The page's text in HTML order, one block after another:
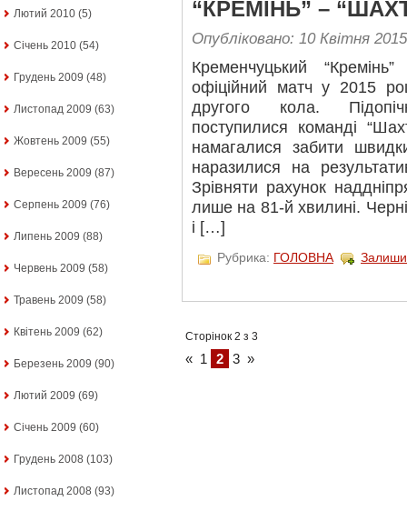
Лютий 2010 (5)
Січень 2010 (54)
Грудень 2009 (48)
Листопад 2009 (63)
Жовтень 2009 (55)
Вересень 2009 (87)
Серпень 2009 (76)
Липень 2009 (88)
Червень 2009 (58)
Травень 2009 (58)
Квітень 2009 (62)
Березень 2009 (90)
Лютий 2009 (69)
Січень 2009 (60)
Грудень 2008 (103)
Листопад 2008 (93)
“КРЕМІНЬ” –
Опубліковано: 10 Квітня 2015
Кременчуцький
офіційний матч у 2015
другого кола.
поступилися команді
намагалися забити
наразилися на
Зрівняти рахунок
лише на 81-й хвилині.
і […]
Рубрика: ГОЛОВНА
Сторінок 2 з 3
« 1 2 3 »